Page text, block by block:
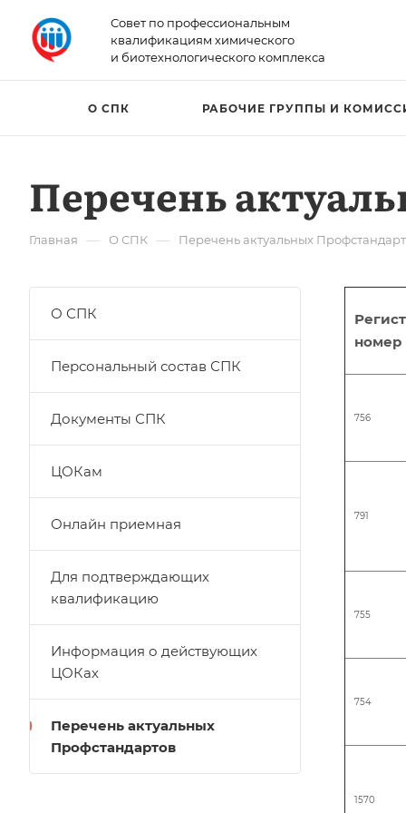
Совет по профессиональным
квалификациям химического
и биотехнологического комплекса
О СПК РАБОЧИЕ ГРУППЫ И
Перечень
Главная — О СПК — Перечень актуальных
номер
756
791
755
754
1570
О СПК
Персональный состав СПК
Документы СПК
ЦОКам
Онлайн приемная
Для подтверждающих
квалификацию
Информация о действующих
ЦОКах
Перечень актуальных
Профстандартов